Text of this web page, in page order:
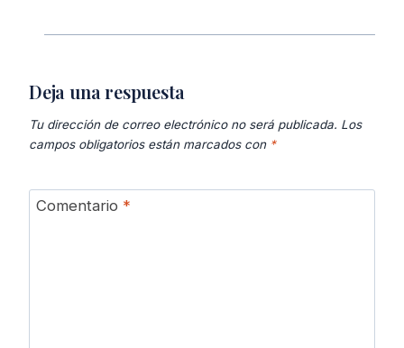
Deja una respuesta
Tu dirección de correo electrónico no será publicada. Los
campos obligatorios están marcados con *
Comentario *